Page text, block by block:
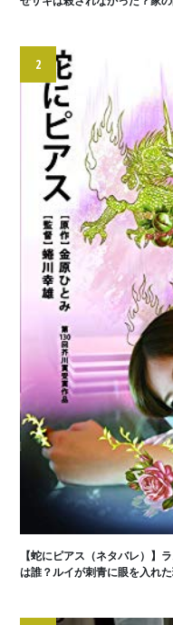
2
【蛇にピアス（ネタバレ）】
は誰？ルイが刺青に眼を入れ